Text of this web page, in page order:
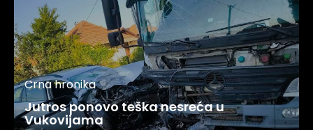
Crna hronika
Jutros ponovo teška nesreća u
Vukovijama